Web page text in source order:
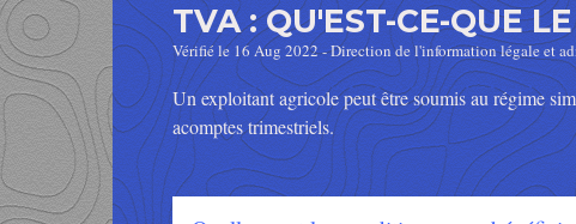
TVA : QU'EST-CE-QUE
Vérifié le 16 Aug 2022 - Direction de l'information légale et
Un exploitant agricole peut être soumis au régime
acomptes trimestriels.